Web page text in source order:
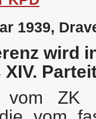
1939,
wird
XIV.
vom ZK